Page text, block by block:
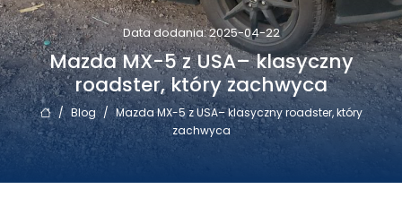
Data dodania: 2025-04-22
Mazda MX-5 z USA– klasyczny
roadster, który zachwyca
/ Blog / Mazda MX-5 z USA– klasyczny roadster, który
zachwyca